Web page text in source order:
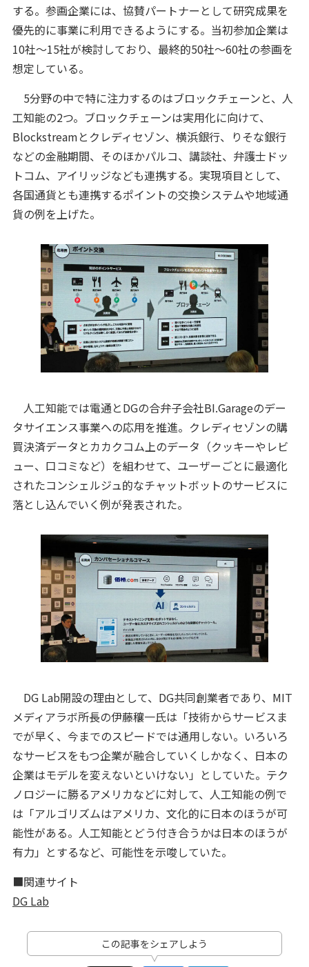
する。参画企業には、協賛パートナーとして研究成果を
優先的に事業に利用できるようにする。当初参加企業は
10社～15社が検討しており、最終的50社～60社の参画を
想定している。
5分野の中で特に注力するのはブロックチェーンと、人
工知能の2つ。ブロックチェーンは実用化に向けて、
Blockstreamとクレディセゾン、横浜銀行、りそな銀行
などの金融期間、そのほかパルコ、講談社、弁護士ドッ
トコム、アイリッジなども連携する。実現項目として、
各国通貨とも連携するポイントの交換システムや地域通
貨の例を上げた。
人工知能では電通とDGの合弁子会社BI.Garageのデー
タサイエンス事業への応用を推進。クレディセゾンの購
買決済データとカカクコム上のデータ（クッキーやレビ
ュー、口コミなど）を組わせて、ユーザーごとに最適化
されたコンシェルジュ的なチャットボットのサービスに
落とし込んでいく例が発表された。
DG Lab開設の理由として、DG共同創業者であり、MIT
メディアラボ所長の伊藤穰一氏は「技術からサービスま
でが早く、今までのスピードでは通用しない。いろいろ
なサービスをもつ企業が融合していくしかなく、日本の
企業はモデルを変えないといけない」としていた。テク
ノロジーに勝るアメリカなどに対して、人工知能の例で
は「アルゴリズムはアメリカ、文化的に日本のほうが可
能性がある。人工知能とどう付き合うかは日本のほうが
有力」とするなど、可能性を示唆していた。
■関連サイト
DG Lab
この記事をシェアしよう